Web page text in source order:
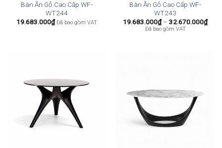
Bàn Ăn Gỗ Cao Cấp WF-
WT244
19.683.000₫ Đã bao gồm VAT
Bàn Ăn Gỗ Cao Cấp WF-
WT243
19.683.000₫ – 32.670.000₫
giá:
Đã bao gồm VAT